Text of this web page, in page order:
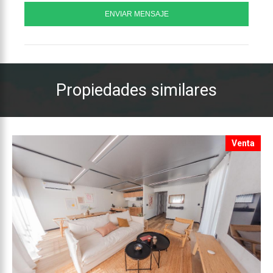
Propiedades similares
Venta